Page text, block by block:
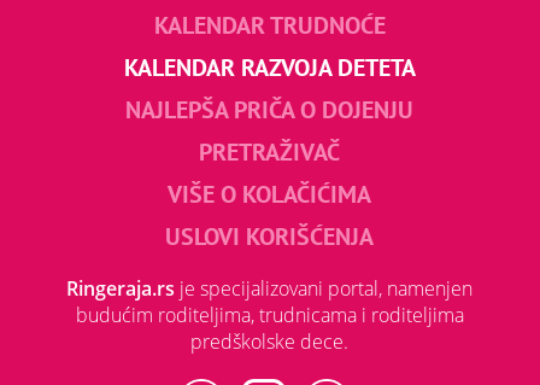
KALENDAR TRUDNOĆE
KALENDAR RAZVOJA DETETA
NAJLEPŠA PRIČA O DOJENJU
PRETRAŽIVAČ
VIŠE O KOLAČIĆIMA
USLOVI KORIŠĆENJA
Ringeraja.rs je specijalizovani portal, namenjen
budućim roditeljima, trudnicama i roditeljima
predškolske dece.